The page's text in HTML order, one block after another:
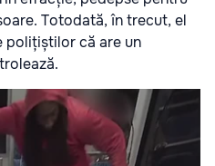
Totodată, în trecut, el
polițiștilor că are un